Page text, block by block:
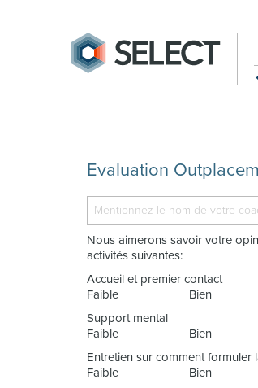
Evaluation
Nous aimerons savoir votre
activités suivantes:
Accueil et premier contact
Faible
Bien
Support mental
Faible
Bien
Entretien sur comment
Faible
Bien